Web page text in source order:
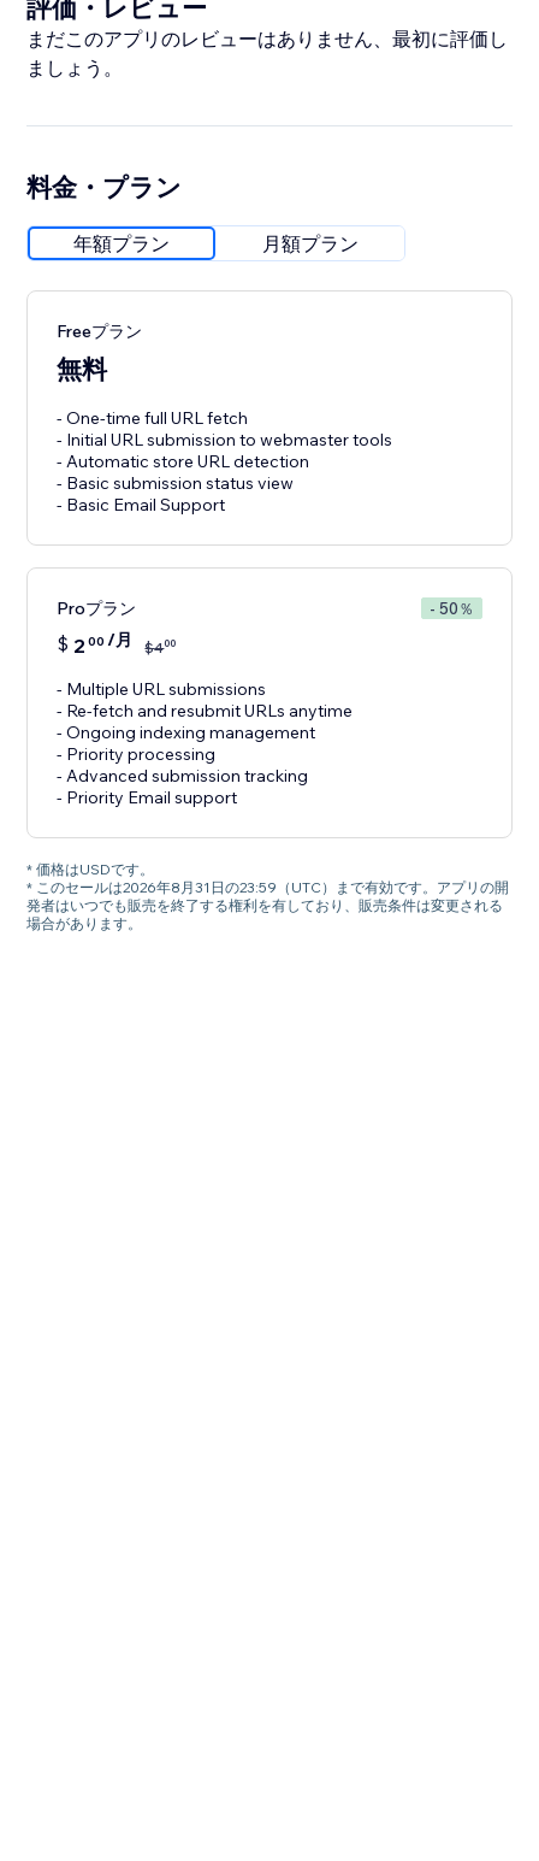
評価・レビュー
まだこのアプリのレビューはありません、最初に評価し
ましょう。
料金・プラン
年額プラン 月額プラン
Freeプラン
無料
- One-time full URL fetch
- Initial URL submission to webmaster tools
- Automatic store URL detection
- Basic submission status view
- Basic Email Support
Proプラン - 50％
$ 2 00 /月 $400
- Multiple URL submissions
- Re-fetch and resubmit URLs anytime
- Ongoing indexing management
- Priority processing
- Advanced submission tracking
- Priority Email support
* 価格はUSDです。
* このセールは2026年8月31日の23:59（UTC）まで有効です。アプリの開
発者はいつでも販売を終了する権利を有しており、販売条件は変更される
場合があります。